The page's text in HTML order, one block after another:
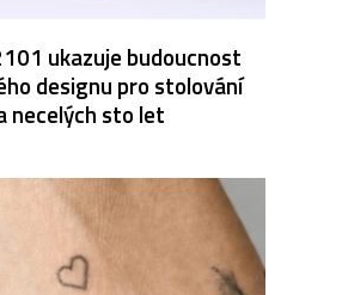
ukazuje budoucnost
designu pro stolování
necelých sto let